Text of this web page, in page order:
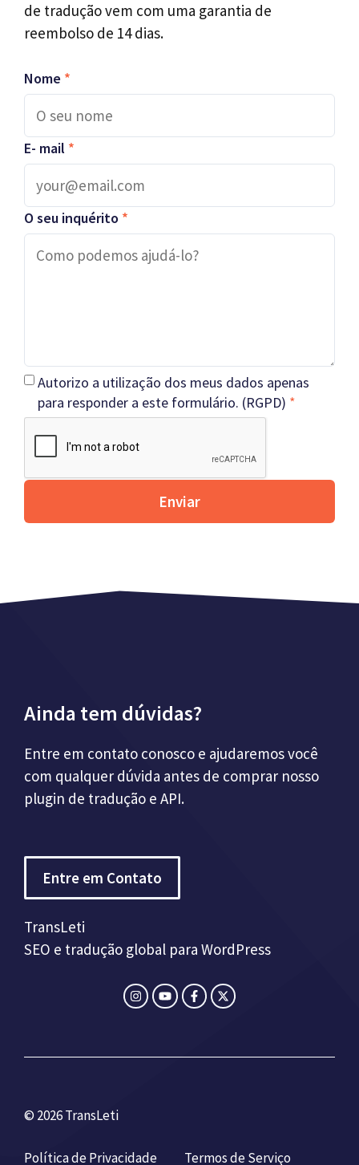
de tradução vem com uma garantia de
reembolso de 14 dias.
Nome *
E- mail *
O seu inquérito *
Autorizo a utilização dos meus dados apenas
para responder a este formulário. (RGPD) *
Enviar
Ainda tem dúvidas?
Entre em contato conosco e ajudaremos você
com qualquer dúvida antes de comprar nosso
plugin de tradução e API.
Entre em Contato
TransLeti
SEO e tradução global para WordPress
© 2026 TransLeti
Política de Privacidade Termos de Serviço